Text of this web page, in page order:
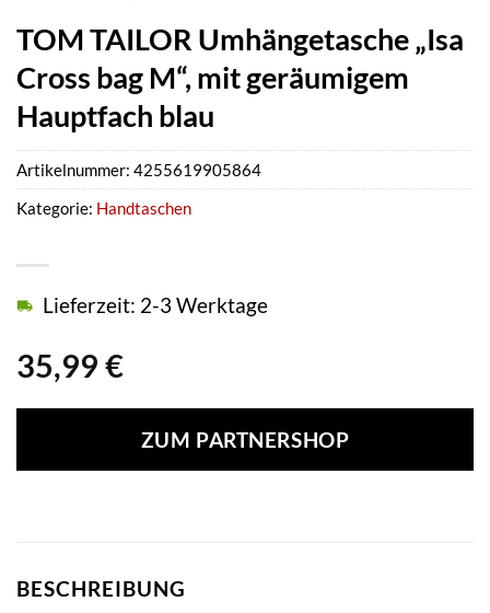
TOM TAILOR Umhängetasche „Isa
Cross bag M“, mit geräumigem
Hauptfach blau
35,99 €
Lieferzeit: 2-3 Werktage
ZUM PARTNERSHOP
Artikelnummer: 4255619905864
Kategorie: Handtaschen
BESCHREIBUNG